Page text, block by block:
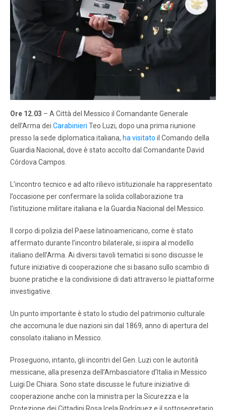
Ore 12.03 – A Città del Messico il Comandante Generale
dell’Arma dei Carabinieri Teo Luzi, dopo una prima riunione
presso la sede diplomatica italiana, ha visitato il Comando della
Guardia Nacional, dove è stato accolto dal Comandante David
Córdova Campos.
L’incontro tecnico e ad alto rilievo istituzionale ha rappresentato
l’occasione per confermare la solida collaborazione tra
l’istituzione militare italiana e la Guardia Nacional del Messico.
Il corpo di polizia del Paese latinoamericano, come è stato
affermato durante l’incontro bilaterale, si ispira al modello
italiano dell’Arma. Ai diversi tavoli tematici si sono discusse le
future iniziative di cooperazione che si basano sullo scambio di
buone pratiche e la condivisione di dati attraverso le piattaforme
investigative.
Un punto importante è stato lo studio del patrimonio culturale
che accomuna le due nazioni sin dal 1869, anno di apertura del
consolato italiano in Messico.
Proseguono, intanto, gli incontri del Gen. Luzi con le autorità
messicane, alla presenza dell’Ambasciatore d’Italia in Messico
Luigi De Chiara. Sono state discusse le future iniziative di
cooperazione anche con la ministra per la Sicurezza e la
Protezione dei Cittadini Rosa Icela Rodríguez e il sottosegretario